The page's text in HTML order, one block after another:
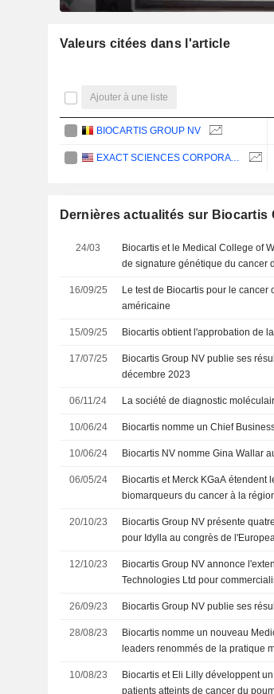
Valeurs citées dans l'article
Ajouter à une liste
BIOCARTIS GROUP NV
EXACT SCIENCES CORPORATION
Dernières actualités sur Biocartis
24/03
Biocartis et le Medical College of
de signature génétique du cancer
16/09/25
Le test de Biocartis pour le cancer
américaine
15/09/25 Biocartis obtient l'approbation de
17/07/25
Biocartis Group NV publie ses
décembre 2023
06/11/24 La société de diagnostic
10/06/24 Biocartis nomme un Chief
10/06/24 Biocartis NV nomme Gina Wallar
06/05/24
Biocartis et Merck KGaA étendent
biomarqueurs du cancer à la
20/10/23
Biocartis Group NV présente
pour Idylla au congrès de
12/10/23
Biocartis Group NV annonce
Technologies Ltd pour
26/09/23 Biocartis Group NV publie ses
28/08/23
Biocartis nomme un nouveau
leaders renommés de la pratique
10/08/23
Biocartis et Eli Lilly développent
patients atteints de cancer du